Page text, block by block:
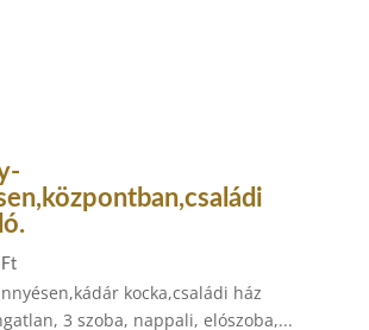
kocka,családi ház
3 szoba, nappali, elószoba,...